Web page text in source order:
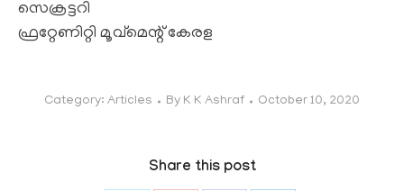
സെക്രട്ടറി
ഫ്രറ്റേണിറ്റി മൂവ്‌മെന്റ് കേരള
Category: Articles By K K Ashraf October 10, 2020
Share this post